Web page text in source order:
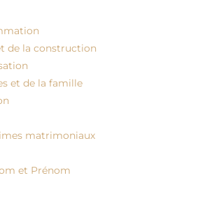
de la construction
et de la famille
matrimoniaux
et Prénom